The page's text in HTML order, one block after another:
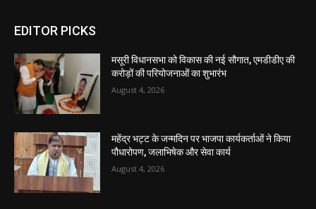
EDITOR PICKS
मसूरी विधानसभा को विकास की नई सौगात, एमडीडीए की
करोड़ों की परियोजनाओं का शुभारंभ
August 4, 2026
महेंद्र भट्ट के जन्मदिन पर भाजपा कार्यकर्ताओं ने किया
पौधारोपण, जलाभिषेक और सेवा कार्य
August 4, 2026